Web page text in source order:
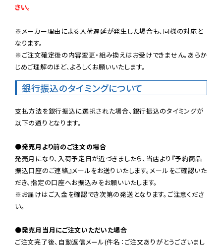
さい。
※メーカー理由による入荷遅延が発生した場合も、同様の対応と
なります。
※ご注文確定後の内容変更・組み換えはお受けできません。あらか
じめご理解のほど、よろしくお願いいたします。
銀行振込のタイミングについて
支払方法を銀行振込に選択された場合、銀行振込のタイミングが
以下の通りとなります。
●発売月より前のご注文の場合
発売月になり、入荷予定日が近づきましたら、当店より『予約商品
振込口座のご連絡』メールをお送りいたします。メールをご確認いた
だき、指定の口座へお振込みをお願いいたします。
※お届けはご入金を確認でき次第の発送となります。ご注意くださ
い。
●発売月当月にご注文いただいた場合
ご注文完了後、自動返信メール(件名：ご注文ありがとうございまし